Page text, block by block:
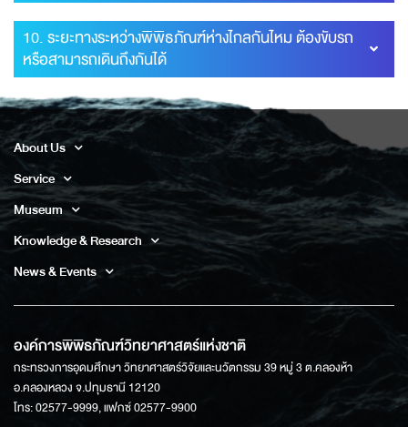
10. ระยะทางระหว่างพิพิธภัณฑ์ห่างไกลกันไหม ต้องขับรถ
หรือสามารถเดินถึงกันได้
About Us
Service
Museum
Knowledge & Research
News & Events
องค์การพิพิธภัณฑ์วิทยาศาสตร์แห่งชาติ
กระทรวงการอุดมศึกษา วิทยาศาสตร์วิจัยและนวัตกรรม 39 หมู่ 3 ต.คลองห้า
อ.คลองหลวง จ.ปทุมธานี 12120
โทร: 02577-9999, แฟกซ์ 02577-9900